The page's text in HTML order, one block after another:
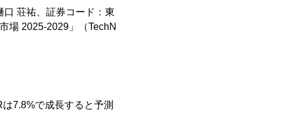
荘祐、証券コード：東
場 2025-2029」（TechN
7.8%で成長すると予測